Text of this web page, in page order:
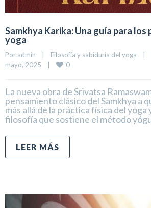
Samkhya Karika: Una guía para
yoga
Por admin | Filosofía y sabiduría del yoga |
mayo, 2025
| 0
La nueva obra de Srivatsa
pensamiento clásico del Samkhya a
más allá de la práctica física del yoga
filosofía que sostiene el método
LEER MÁS